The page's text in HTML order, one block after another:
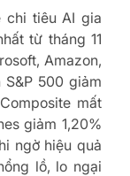
chi tiêu AI gia
từ tháng 11
Amazon,
500 giảm
mất
giảm 1,20%
ngờ hiệu quả
lồ, lo ngại